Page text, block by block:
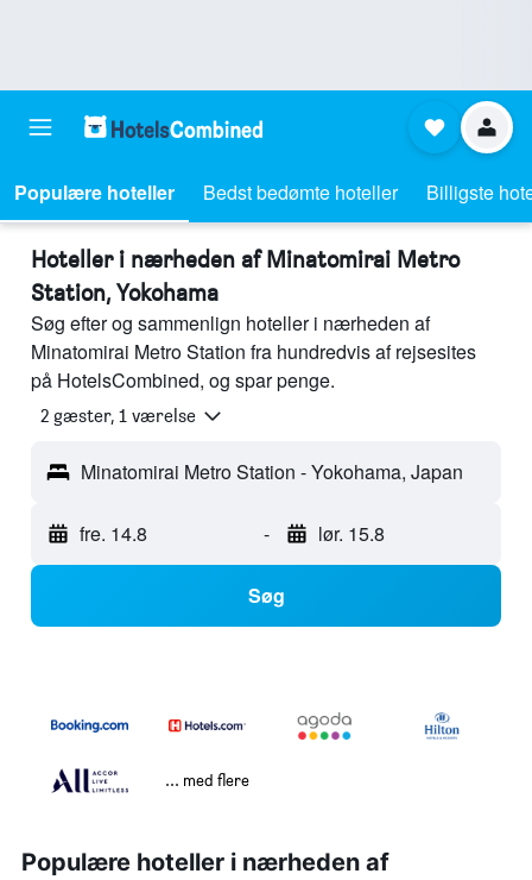
Populære hoteller Bedst bedømte hoteller Billigste
Hoteller i nærheden af Minatomirai Metro
Station, Yokohama
Søg efter og sammenlign hoteller i nærheden af
Minatomirai Metro Station fra hundredvis af rejsesites
på HotelsCombined, og spar penge.
2 gæster, 1 værelse
Minatomirai Metro Station - Yokohama, Japan
fre. 14.8 - lør. 15.8
Søg
... med flere
Populære hoteller i nærheden af